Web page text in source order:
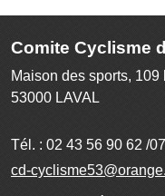
Comite Cyclisme
Maison des sports,
53000 LAVAL
Tél. : 02 43 56 90 62 /
cd-